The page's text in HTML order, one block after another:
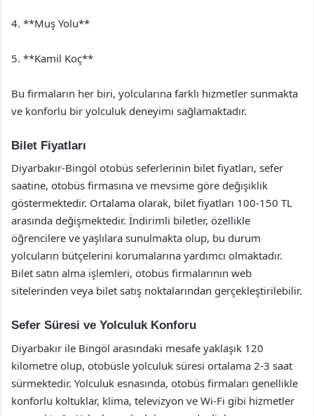
4. **Muş Yolu**
5. **Kamil Koç**
Bu firmaların her biri, yolcularına farklı hizmetler sunmakta
ve konforlu bir yolculuk deneyimi sağlamaktadır.
Bilet Fiyatları
Diyarbakır-Bingöl otobüs seferlerinin bilet fiyatları, sefer
saatine, otobüs firmasına ve mevsime göre değişiklik
göstermektedir. Ortalama olarak, bilet fiyatları 100-150 TL
arasında değişmektedir. İndirimli biletler, özellikle
öğrencilere ve yaşlılara sunulmakta olup, bu durum
yolcuların bütçelerini korumalarına yardımcı olmaktadır.
Bilet satın alma işlemleri, otobüs firmalarının web
sitelerinden veya bilet satış noktalarından gerçekleştirilebilir.
Sefer Süresi ve Yolculuk Konforu
Diyarbakır ile Bingöl arasındaki mesafe yaklaşık 120
kilometre olup, otobüsle yolculuk süresi ortalama 2-3 saat
sürmektedir. Yolculuk esnasında, otobüs firmaları genellikle
konforlu koltuklar, klima, televizyon ve Wi-Fi gibi hizmetler